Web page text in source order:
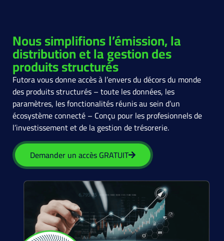
Nous simplifions l’émission, la
distribution et la gestion des
produits structurés
Futora vous donne accès à l’envers du décors du monde
des produits structurés – toute les données, les
paramètres, les fonctionalités réunis au sein d’un
écosystème connecté – Conçu pour les profesionnels de
l’investissement et de la gestion de trésorerie.
Demander un accès GRATUIT